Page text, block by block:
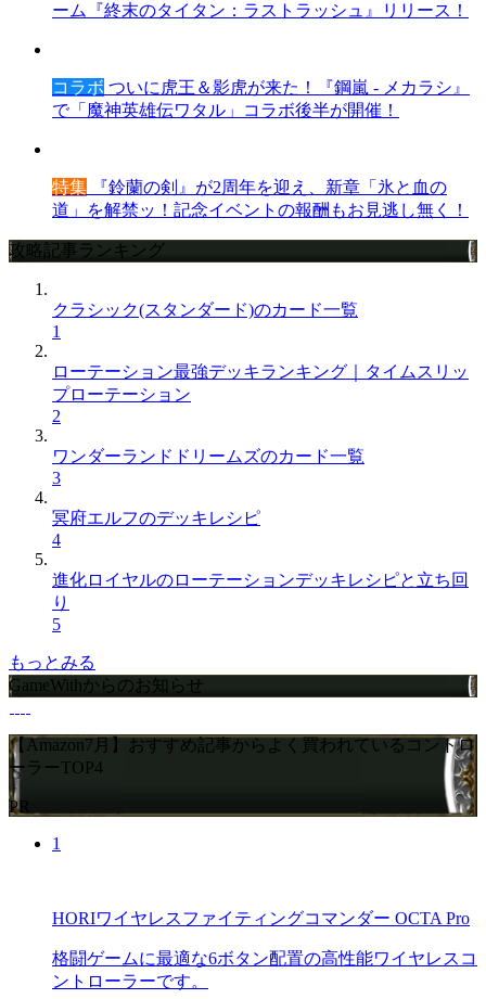
ーム『終末のタイタン：ラストラッシュ』リリース！
コラボ ついに虎王＆影虎が来た！『鋼嵐 - メカラシ』
で「魔神英雄伝ワタル」コラボ後半が開催！
特集 『鈴蘭の剣』が2周年を迎え、新章「氷と血の
道」を解禁ッ！記念イベントの報酬もお見逃し無く！
攻略記事ランキング
クラシック(スタンダード)のカード一覧
1
ローテーション最強デッキランキング｜タイムスリッ
プローテーション
2
ワンダーランドドリームズのカード一覧
3
冥府エルフのデッキレシピ
4
進化ロイヤルのローテーションデッキレシピと立ち回
り
5
もっとみる
GameWithからのお知らせ
【Amazon7月】おすすめ記事からよく買われているコントロ
ーラーTOP4
PR
1
HORIワイヤレスファイティングコマンダー OCTA Pro
格闘ゲームに最適な6ボタン配置の高性能ワイヤレスコ
ントローラーです。